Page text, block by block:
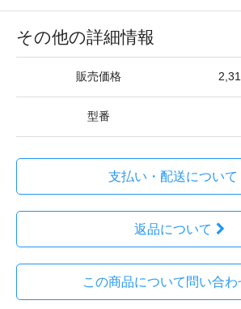
その他の詳細情報
販売価格
型番
支払い・配送について
返品について
この商品について問い合わ